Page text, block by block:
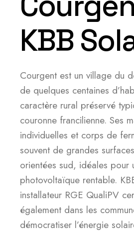
KBB
Courgent est un village du
de quelques centaines
caractère rural préservé
couronne francilienne. Ses
individuelles et corps de
souvent de grandes
orientées sud, idéales pour
photovoltaïque rentable.
installateur RGE QualiPV
également dans les
démocratiser l’énergie